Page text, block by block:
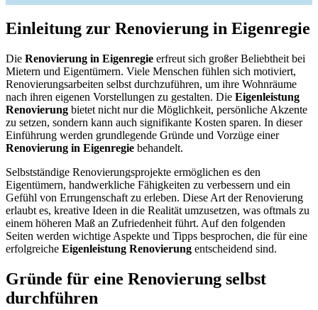
Einleitung zur Renovierung in Eigenregie
Die Renovierung in Eigenregie erfreut sich großer Beliebtheit bei
Mietern und Eigentümern. Viele Menschen fühlen sich motiviert,
Renovierungsarbeiten selbst durchzuführen, um ihre Wohnräume
nach ihren eigenen Vorstellungen zu gestalten. Die Eigenleistung
Renovierung bietet nicht nur die Möglichkeit, persönliche Akzente
zu setzen, sondern kann auch signifikante Kosten sparen. In dieser
Einführung werden grundlegende Gründe und Vorzüge einer
Renovierung in Eigenregie behandelt.
Selbstständige Renovierungsprojekte ermöglichen es den
Eigentümern, handwerkliche Fähigkeiten zu verbessern und ein
Gefühl von Errungenschaft zu erleben. Diese Art der Renovierung
erlaubt es, kreative Ideen in die Realität umzusetzen, was oftmals zu
einem höheren Maß an Zufriedenheit führt. Auf den folgenden
Seiten werden wichtige Aspekte und Tipps besprochen, die für eine
erfolgreiche Eigenleistung Renovierung entscheidend sind.
Gründe für eine Renovierung selbst
durchführen